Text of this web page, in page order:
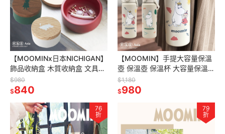
【MOOMINx日本NICHIGAN】
飾品收納盒 木質收納盒 文具收
納盒 收納盒 原木收納盒 日本進
口 姆明收納盒
$980
$840
【MOOMIN】手提大容量保溫
壺 保溫壺 保溫杯 大容量保溫杯
1200ML 保溫 雙飲保溫壺
$1,180
$980
76
折
79
折